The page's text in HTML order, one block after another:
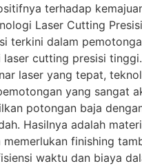
terhadap
Laser Cutting
terkini dalam
cutting presisi
laser yang tepat,
yang sangat
potongan baja
Hasilnya adalah
finishing
waktu dan biaya